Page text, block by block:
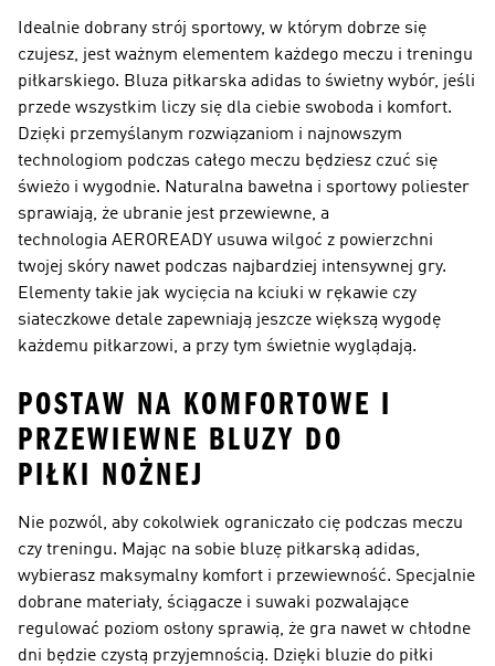
Idealnie dobrany strój sportowy, w którym dobrze się
czujesz, jest ważnym elementem każdego meczu i treningu
piłkarskiego. Bluza piłkarska adidas to świetny wybór, jeśli
przede wszystkim liczy się dla ciebie swoboda i komfort.
Dzięki przemyślanym rozwiązaniom i najnowszym
technologiom podczas całego meczu będziesz czuć się
świeżo i wygodnie. Naturalna bawełna i sportowy poliester
sprawiają, że ubranie jest przewiewne, a
technologia AEROREADY usuwa wilgoć z powierzchni
twojej skóry nawet podczas najbardziej intensywnej gry.
Elementy takie jak wycięcia na kciuki w rękawie czy
siateczkowe detale zapewniają jeszcze większą wygodę
każdemu piłkarzowi, a przy tym świetnie wyglądają.
POSTAW NA KOMFORTOWE I
PRZEWIEWNE BLUZY DO
PIŁKI NOŻNEJ
Nie pozwól, aby cokolwiek ograniczało cię podczas meczu
czy treningu. Mając na sobie bluzę piłkarską adidas,
wybierasz maksymalny komfort i przewiewność. Specjalnie
dobrane materiały, ściągacze i suwaki pozwalające
regulować poziom osłony sprawią, że gra nawet w chłodne
dni będzie czystą przyjemnością. Dzięki bluzie do piłki